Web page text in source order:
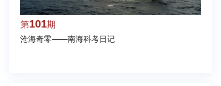
第101期
沧海奇零——南海科考日记